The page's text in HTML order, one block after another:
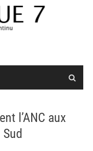
l’ANC aux